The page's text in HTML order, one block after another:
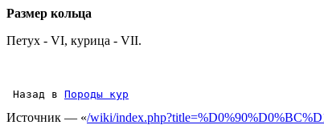
Размер кольца
Петух - VI, курица - VII.
Назад в Породы кур
Источник — «/wiki/